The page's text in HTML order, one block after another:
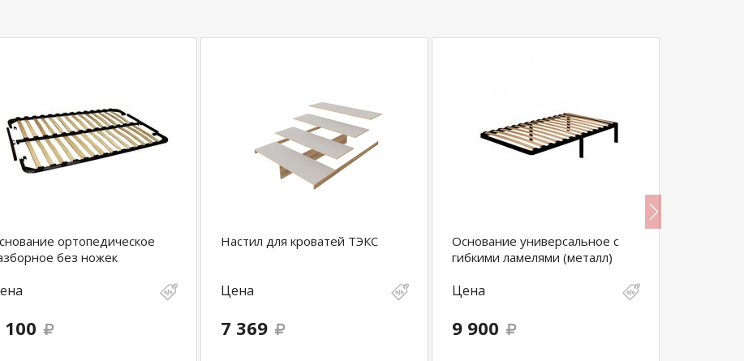
ортопедическое
без ножек
100
Настил для кроватей ТЭКС
Цена
7 369
Основание универсальное с
гибкими ламелями (металл)
Цена
9 900